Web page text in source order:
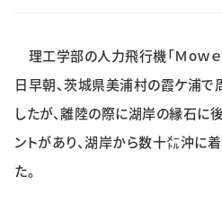
スポーツ
学生社会
理工学部の人力飛行機「Ｍoｗｅ
日早朝、茨城県美浦村の霞ケ浦
したが、離陸の際に湖岸の縁石に
ントがあり、湖岸から数十㍍沖に
た。